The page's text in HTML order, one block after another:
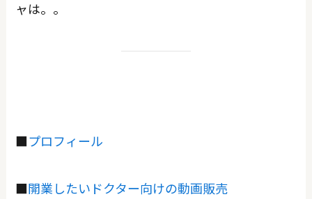
ャは。。
■プロフィール
■開業したいドクター向けの動画販売